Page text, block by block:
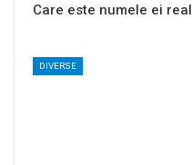
Care este numele ei real
DIVERSE